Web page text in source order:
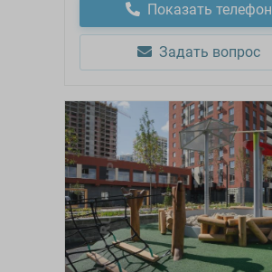
Показать телефон
Задать вопрос